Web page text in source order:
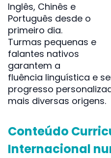
Inglês, Chinês e
Português desde o
primeiro dia.
Turmas pequenas e
falantes nativos
garantem a
fluência linguística e
progresso
mais diversas origens.
Conteúdo
Internacional